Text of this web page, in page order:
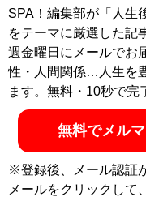
表する記事のほとんどで
と同名の処女作「 おっさ
発売中。3月28日に、自身
えるときにいちばん大切
くなる文章の書き方29の
twitter（@pato_numeri ）
SPA！編集部が「人生
をテーマに厳選した記
週金曜日にメールでお
性・人間関係…人生を
ます。無料・10秒で完
無料でメル
※登録後、メール認証
メールをクリックして